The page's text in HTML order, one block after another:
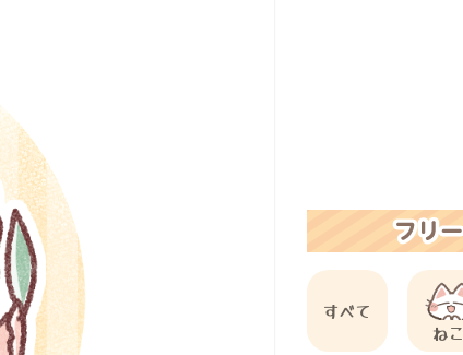
すべて
ねこ